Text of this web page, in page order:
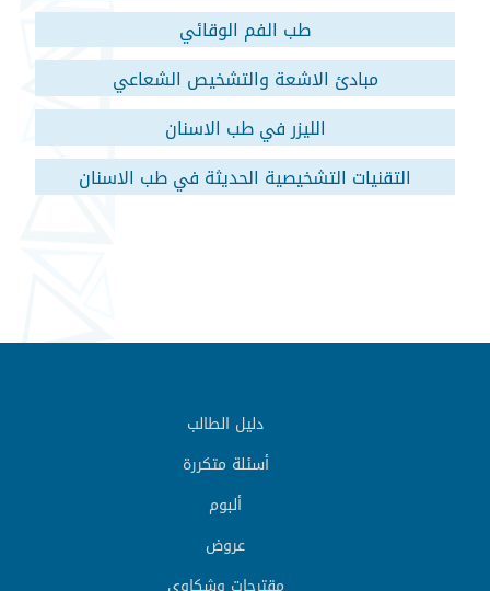
طب الفم الوقائي
مبادئ الاشعة والتشخيص الشعاعي
الليزر في طب الاسنان
التقنيات التشخيصية الحديثة في طب الاسنان
دليل الطالب
أسئلة متكررة
ألبوم
عروض